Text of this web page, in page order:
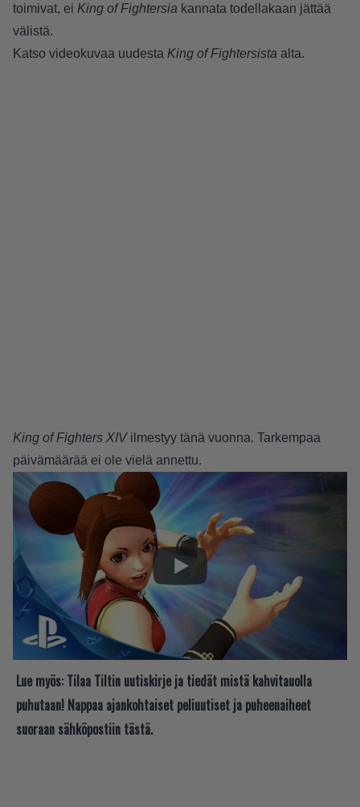
toimivat, ei King of Fightersia kannata todellakaan jättää
välistä.
Katso videokuvaa uudesta King of Fightersista alta.
King of Fighters XIVilmestyy tänä vuonna. Tarkempaa
päivämäärää ei ole vielä annettu.
Lue myös: Tilaa Tiltin uutiskirje ja tiedät mistä kahvitauolla
puhutaan! Nappaa ajankohtaiset peliuutiset ja puheenaiheet
suoraan sähköpostiin tästä.